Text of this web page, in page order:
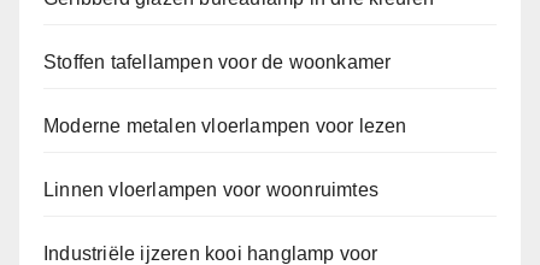
Stoffen tafellampen voor de woonkamer
Moderne metalen vloerlampen voor lezen
Linnen vloerlampen voor woonruimtes
Industriële ijzeren kooi hanglamp voor